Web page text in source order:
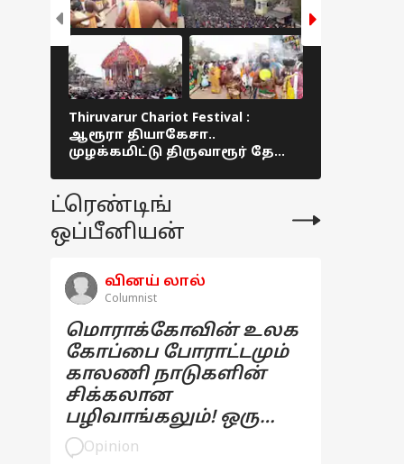
Thiruvarur Chariot Festival :
ஆரூரா தியாகேசா..
முழக்கமிட்டு திருவாரூர் தேரை
ட்ரெண்டிங்
ஒப்பீனியன்
வினய் லால்
Columnist
மொராக்கோவின் உலக
கோப்பை போராட்டமும்
காலணி நாடுகளின்
சிக்கலான
பழிவாங்கலும்! ஒரு
பார்வை
Opinion